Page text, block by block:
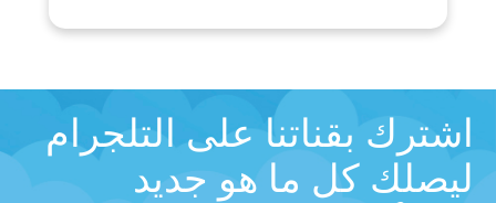
اشترك بقناتنا على التلجرام
ليصلك كل ما هو جديد